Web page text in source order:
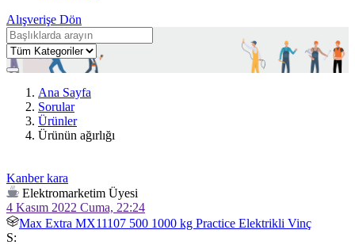
Alışverişe Dön
Ana Sayfa
Sorular
Ürünler
Ürünün ağırlığı
Kanber kara
Elektromarketim Üyesi
4 Kasım 2022 Cuma, 22:24
Max Extra MX11107 500 1000 kg Practice Elektrikli Vinç
S: